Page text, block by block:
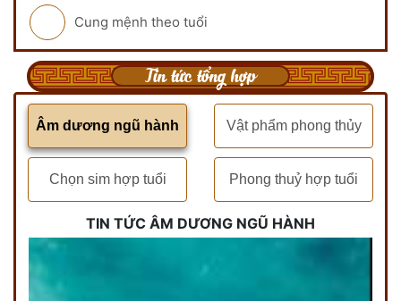
Cung mệnh theo tuổi
Tin tức tổng hợp
Âm dương ngũ hành Vật phẩm phong thủy
Chọn sim hợp tuổi Phong thuỷ hợp tuổi
TIN TỨC ÂM DƯƠNG NGŨ HÀNH